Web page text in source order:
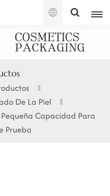
Español
De La Piel
Capacidad Para
Prueba